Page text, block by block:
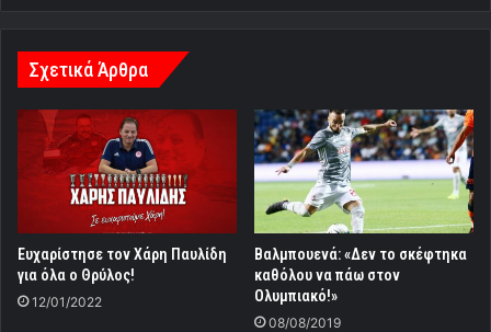
Σχετικά Άρθρα
Ευχαρίστησε τον Χάρη Παυλίδη
για όλα ο Θρύλος!
12/01/2022
Βαλμπουενά: «Δεν το σκέφτηκα
καθόλου να πάω στον
Ολυμπιακό!»
08/08/2019